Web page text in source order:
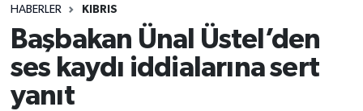
HABERLER KIBRIS
Başbakan Ünal Üstel’den
ses kaydı iddialarına sert
yanıt
MAGAZİN
SAĞLIK
SPOR
Süper Lig Puan Durumu ve Fikstür
Tüm Manşetler
Son Dakika Haberleri